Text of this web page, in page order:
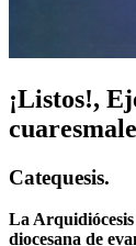
¡Listos!,
Catequesis.
La
diocesana de